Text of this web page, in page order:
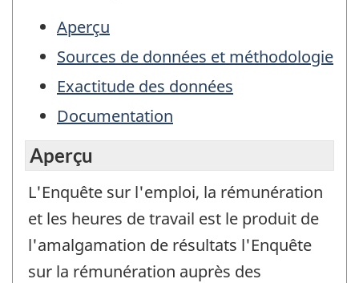
Aperçu
Sources de données et méthodologie
Exactitude des données
Documentation
Aperçu
L'Enquête sur l'emploi, la rémunération
et les heures de travail est le produit de
l'amalgamation de résultats l'Enquête
sur la rémunération auprès des